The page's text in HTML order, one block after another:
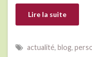
Lire la suite
actualité, blog,